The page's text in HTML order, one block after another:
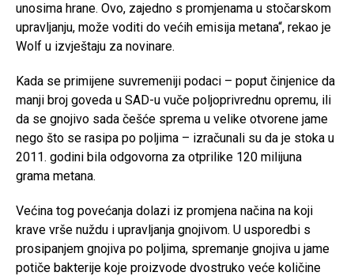
unosima hrane. Ovo, zajedno s promjenama u stočarskom
upravljanju, može voditi do većih emisija metana“, rekao je
Wolf u izvještaju za novinare.
Kada se primijene suvremeniji podaci – poput činjenice da
manji broj goveda u SAD-u vuče poljoprivrednu opremu, ili
da se gnojivo sada češće sprema u velike otvorene jame
nego što se rasipa po poljima – izračunali su da je stoka u
2011. godini bila odgovorna za otprilike 120 milijuna
grama metana.
Većina tog povećanja dolazi iz promjena načina na koji
krave vrše nuždu i upravljanja gnojivom. U usporedbi s
prosipanjem gnojiva po poljima, spremanje gnojiva u jame
potiče bakterije koje proizvode dvostruko veće količine